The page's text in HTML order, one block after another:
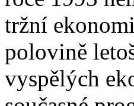
tržní
polovině
vyspělých